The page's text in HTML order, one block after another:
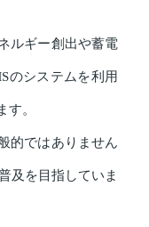
ルギー創出や蓄電
のシステムを利用
す。
的ではありません
及を目指していま